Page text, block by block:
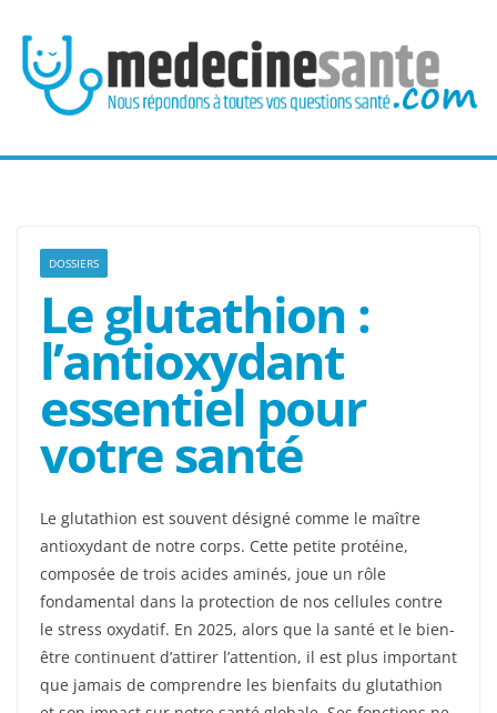
contenu
DOSSIERS
Le glutathion :
l’antioxydant
essentiel pour
votre santé
Le glutathion est souvent désigné comme le maître
antioxydant de notre corps. Cette petite protéine,
composée de trois acides aminés, joue un rôle
fondamental dans la protection de nos cellules contre
le stress oxydatif. En 2025, alors que la santé et le bien-
être continuent d’attirer l’attention, il est plus important
que jamais de comprendre les bienfaits du glutathion